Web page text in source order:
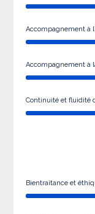
Accompagnement à
Accompagnement à
Continuité et fluidité
Bientraitance et